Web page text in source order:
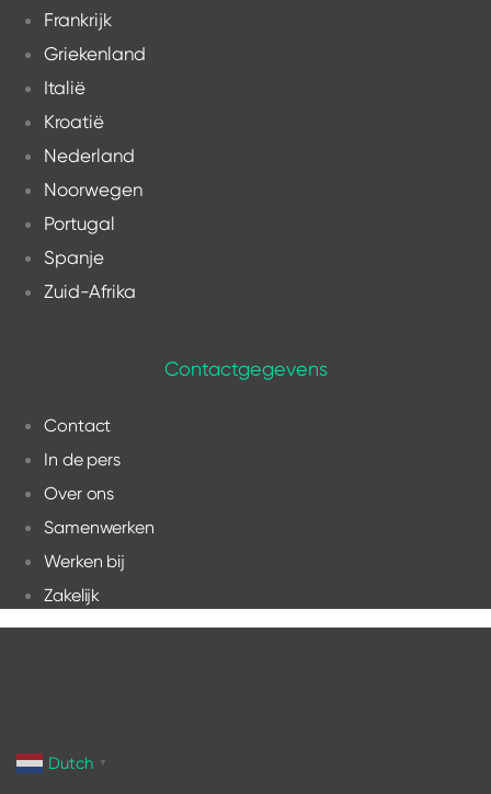
Frankrijk
Griekenland
Italië
Kroatië
Nederland
Noorwegen
Portugal
Spanje
Zuid-Afrika
Contactgegevens
Contact
In de pers
Over ons
Samenwerken
Werken bij
Zakelijk
Dutch ▼